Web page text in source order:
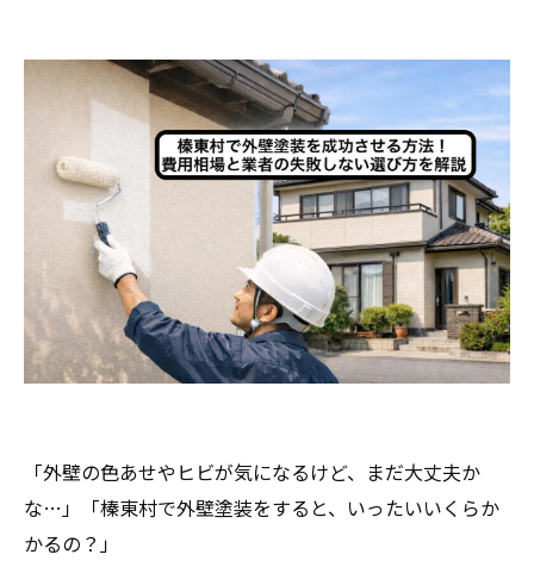
「外壁の色あせやヒビが気になるけど、まだ大丈夫か
な…」「榛東村で外壁塗装をすると、いったいいくらか
かるの？」